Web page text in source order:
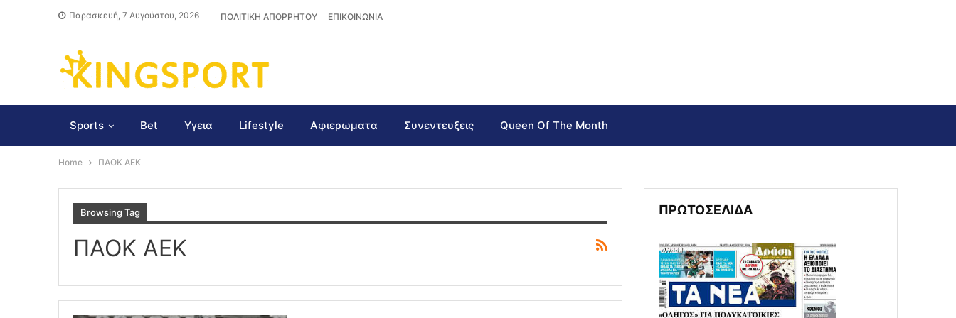
Παρασκευή, 7 Αυγούστου, 2026 ΠΟΛΙΤΙΚΗ ΑΠΟΡΡΗΤΟΥ ΕΠΙΚΟΙΝΩΝΙΑ
Sports Bet Υγεια Lifestyle Αφιερωματα Συνεντευξεις Queen Of The Month
Home ΠΑΟΚ ΑΕΚ
Browsing Tag
ΠΑΟΚ ΑΕΚ
ΠΡΩΤΟΣΕΛΙΔΑ